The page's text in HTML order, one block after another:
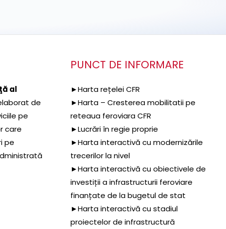
al
de
pe
care
pe
PUNCT DE INFORMARE
►Harta rețelei CFR
►Harta – Cresterea mobilitatii pe
reteaua feroviara CFR
►Lucrări în regie proprie
►Harta interactivă cu modernizările
trecerilor la nivel
►Harta interactivă cu obiectivele de
investiții a infrastructurii feroviare
finanțate de la bugetul de stat
►Harta interactivă cu stadiul
proiectelor de infrastructură